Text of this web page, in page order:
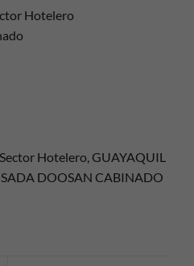
Hotelero